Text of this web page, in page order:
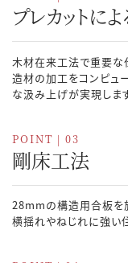
プレカットに
木材在来工法で重要な
造材の加工をコンピュ
な汲み上げが実現します
POINT | 03
剛床工法
28mmの構造用合板を
横揺れやねじれに強い